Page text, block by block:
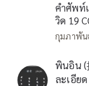
คำศัพท์
วิด 19
กุมภาพัน
พินอิน (
ละเอียด